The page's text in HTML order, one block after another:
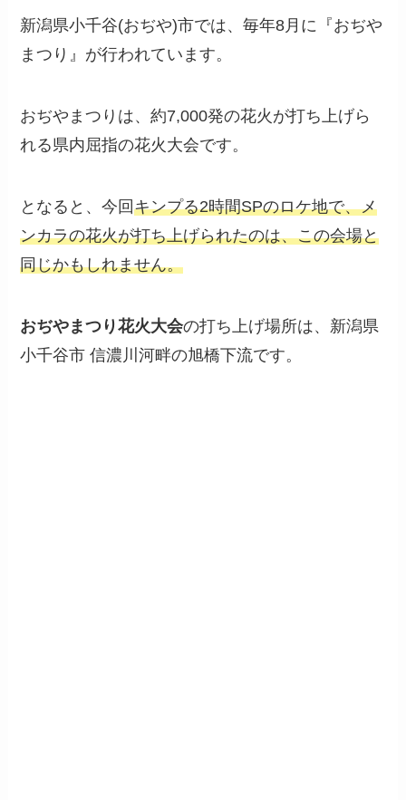
新潟県小千谷(おぢや)市では、毎年8月に『おぢや
まつり』が行われています。
おぢやまつりは、約7,000発の花火が打ち上げら
れる県内屈指の花火大会です。
となると、今回キンプる2時間SPのロケ地で、メ
ンカラの花火が打ち上げられたのは、この会場と
同じかもしれません。
おぢやまつり花火大会の打ち上げ場所は、新潟県
小千谷市 信濃川河畔の旭橋下流です。